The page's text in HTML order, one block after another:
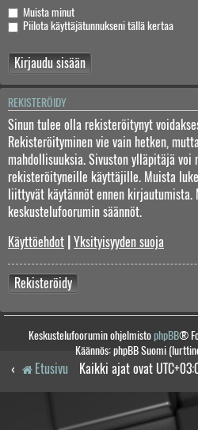
Muista minut
Piilota käyttäjätunnukseni tällä kertaa
REKISTERÖIDY
Sinun tulee olla rekisteröitynyt
Rekisteröityminen vie vain hetken,
mahdollisuuksia. Sivuston ylläpitäjä voi
rekisteröityneille käyttäjille. Muista
liittyvät käytännöt ennen kirjautumista.
keskustelufoorumin säännöt.
Käyttöehdot Yksityisyyden suoja
Rekisteröidy
Keskustelufoorumin ohjelmistophpBB®
Käännös: phpBB Suomi
Etusivu Kaikki ajat ovat